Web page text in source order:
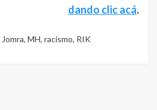
dando clic acá.
Jomra, MH, racismo, RIK